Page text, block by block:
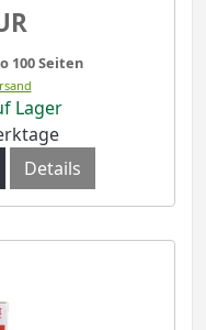
100 Seiten
Lager
Details